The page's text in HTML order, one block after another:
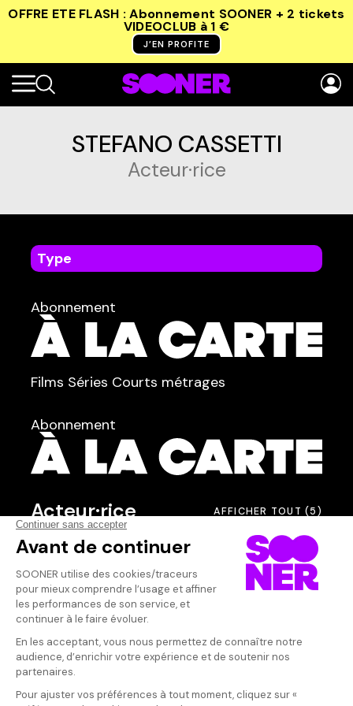
OFFRE ETE FLASH : Abonnement SOONER + 2 tickets
VIDEOCLUB à 1 €
J’EN PROFITE
STEFANO CASSETTI
Acteur·rice
Type
Abonnement
Films Séries Courts métrages
Abonnement
Acteur·rice AFFICHER TOUT (5)